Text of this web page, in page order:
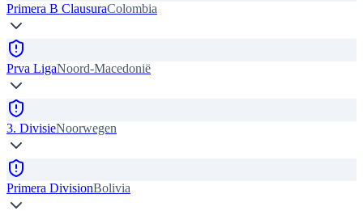
Primera B ClausuraColombia
Prva LigaNoord-Macedonië
3. DivisieNoorwegen
Primera DivisionBolivia